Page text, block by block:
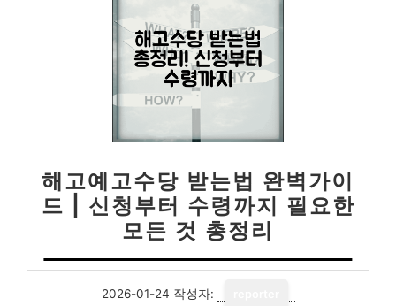
해고예고수당 받는법 완벽가이
드 | 신청부터 수령까지 필요한
모든 것 총정리
2026-01-24 작성자: